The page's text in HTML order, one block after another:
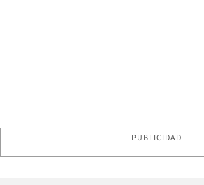
PUBLICIDAD